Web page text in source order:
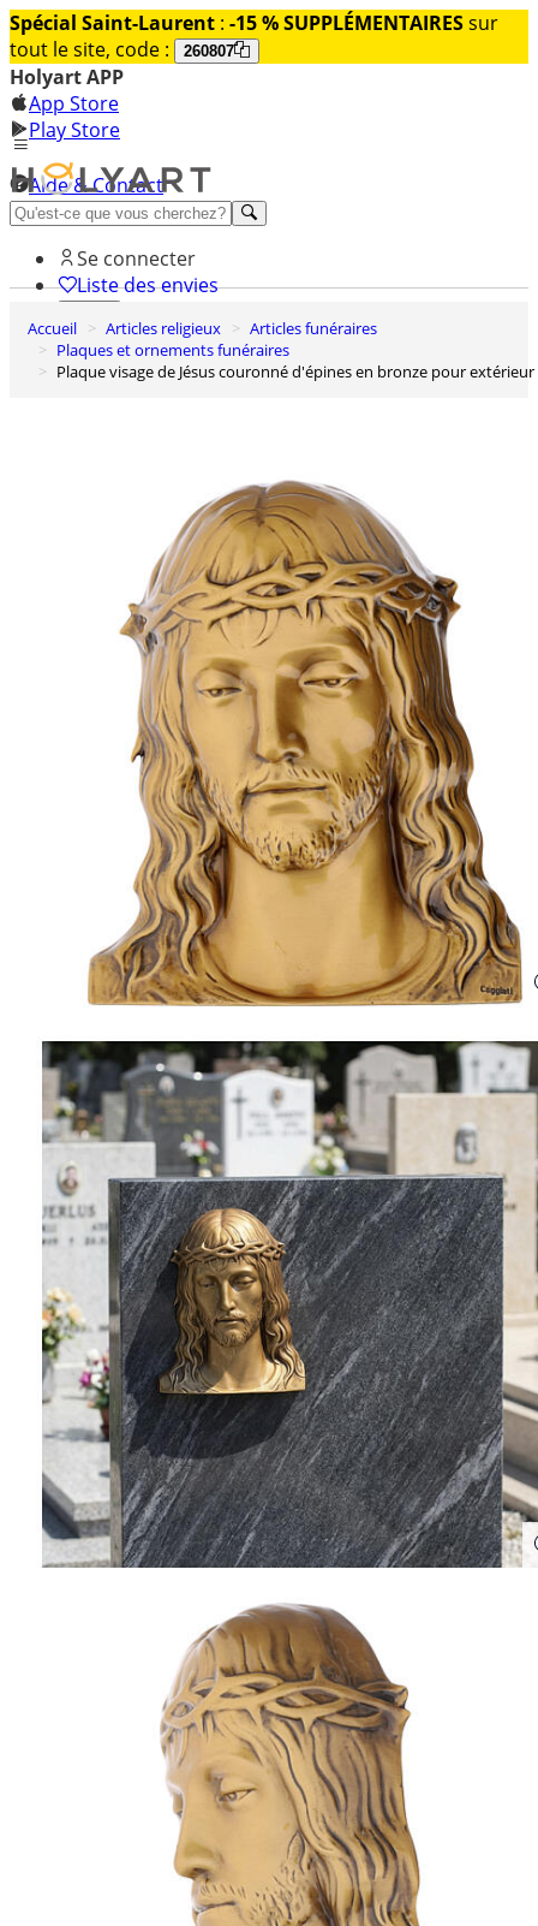
Spécial Saint-Laurent : -15 % SUPPLÉMENTAIRESsur
tout le site, code :
260807
Holyart APP
App Store
Play Store
Aide & Contact
Découvrez Premium
Se connecter
Liste des envies
0
Panier
Accueil Articles religieux
Articles funéraires
Plaques et ornements funéraires
Plaque visage de Jésus couronné d'épines en bronze pour extérieur